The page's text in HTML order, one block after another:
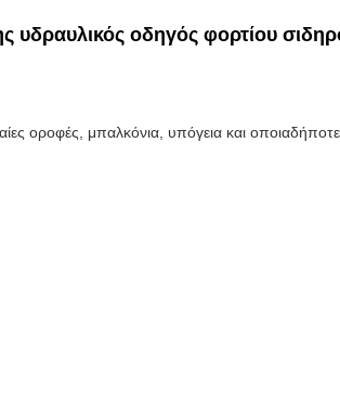
υδραυλικός οδηγός φορτίου
οροφές, μπαλκόνια, υπόγεια και